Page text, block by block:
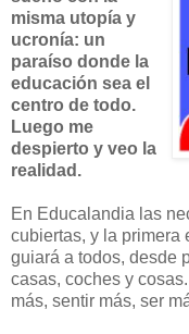
misma utopía y
ucronía: un
paraíso donde la
educación sea el
centro de todo.
Luego me
despierto y veo la
realidad.
En Educalandia las
cubiertas, y la primera
guiará a todos, desde
casas, coches y
más, sentir más, ser